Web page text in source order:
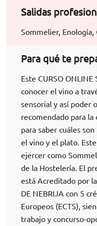
Salidas
Sommelier, Enología,
Para qué te
Este CURSO
conocer el vino a
sensorial y así poder
recomendado para la
para saber cuáles
el vino y el plato.
ejercer como
de la Hostelería. El
está Acreditado por
DE NEBRIJA con 5
Europeos (ECTS),
trabajo y concurso-